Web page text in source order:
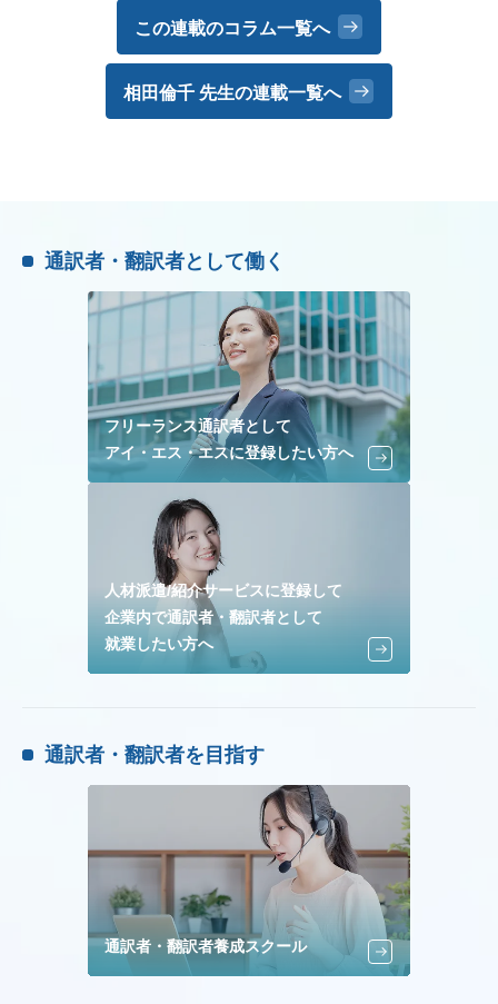
この連載のコラム一覧へ
相田倫千 先生の連載一覧へ
通訳者・翻訳者として働く
フリーランス通訳者として
アイ・エス・エスに登録したい方へ
人材派遣/紹介サービスに登録して
企業内で通訳者・翻訳者として
就業したい方へ
通訳者・翻訳者を目指す
通訳者・翻訳者養成スクール